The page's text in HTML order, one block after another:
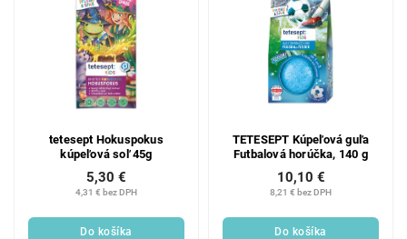
tetesept Hokuspokus
kúpeľová soľ 45g
4,31 € bez DPH
5,30 €
Do košíka
TETESEPT Kúpeľová guľa
Futbalová horúčka, 140 g
8,21 € bez DPH
10,10 €
Do košíka